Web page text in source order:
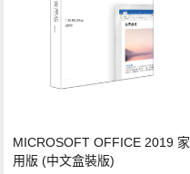
MICROSOFT OFFICE 2019 家
用版 (中文盒裝版)